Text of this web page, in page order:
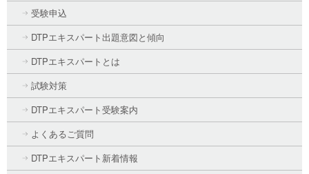
受験申込
DTPエキスパート出題意図と傾向
DTPエキスパートとは
試験対策
DTPエキスパート受験案内
よくあるご質問
DTPエキスパート新着情報